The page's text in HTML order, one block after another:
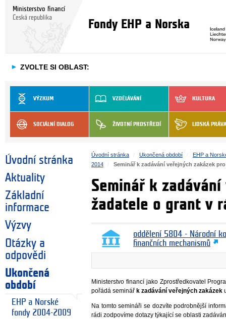
Ministerstvo financí
Česká republika
Fondy EHP a Norska
► ZVOLTE SI OBLAST:
VÝZKUM VZDĚLÁVÁNÍ KULTURA
SOCIÁLNÍ DIALOG ŽIVOTNÍ PROSTŘEDÍ LIDSKÁ PRÁVA
Úvodní stránka
Aktuality
Základní
informace
Výzvy
Otázky a
odpovědi
Ukončená
období
EHP a Norské
fondy 2004-2009
Úvodní stránka Ukončená období
EHP a
2014
Seminář k zadávání veřejných zakázek
Seminář k
žadatele o grant v
oddělení 5804 - Národní
finančních mechanismů
Ministerstvo financí jako Zprostředkovatel
pořádá seminářk zadávání veřejných zakázek
Na tomto semináři se dozvíte podrobnější
rádi zodpovíme dotazy týkající se oblasti